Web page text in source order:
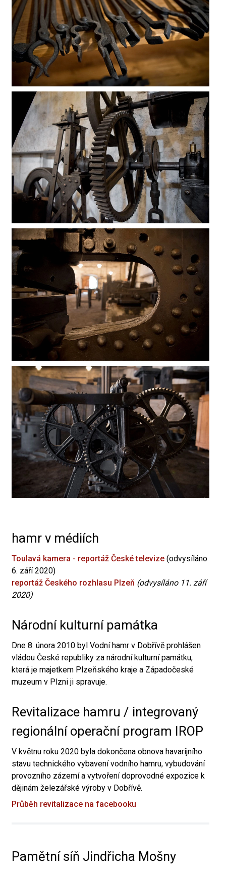
hamr v médiích
Toulavá kamera - reportáž České televize (odvysíláno
6. září 2020)
reportáž Českého rozhlasu Plzeň (odvysíláno 11. září
2020)
Národní kulturní památka
Dne 8. února 2010 byl Vodní hamr v Dobřívě prohlášen
vládou České republiky za národní kulturní památku,
která je majetkem Plzeňského kraje a Západočeské
muzeum v Plzni ji spravuje.
Revitalizace hamru / integrovaný
regionální operační program IROP
V květnu roku 2020 byla dokončena obnova havarijního
stavu technického vybavení vodního hamru, vybudování
provozního zázemí a vytvoření doprovodné expozice k
dějinám železářské výroby v Dobřívě.
Průběh revitalizace na facebooku
Pamětní síň Jindřicha Mošny